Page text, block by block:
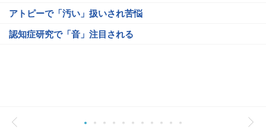
アトピーで「汚い」扱いされ苦悩
認知症研究で「音」注目される